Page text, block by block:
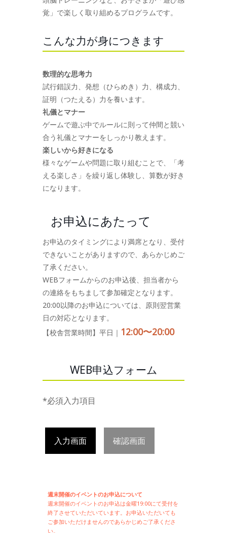
覚」で楽しく取り組めるプログラムです。
こんな力が身につきます
数理的な思考力
試行錯誤力、発想（ひらめき）力、構成力、
証明（つたえる）力を養います。
礼儀とマナー
ゲームで遊ぶ中でルールに則って仲間と競い
合う礼儀とマナーをしっかり教えます。
楽しいから好きになる
様々なゲームや問題に取り組むことで、「考
える楽しさ」を繰り返し体験し、算数が好き
になります。
お申込にあたって
お申込のタイミングにより満席となり、受付
できないことがありますので、あらかじめご
了承ください。
WEBフォームからのお申込後、担当者から
の連絡をもちまして参加確定となります。
20:00以降のお申込については、原則翌営業
日の対応となります。
【校舎営業時間】平日｜ 12:00〜20:00
WEB申込フォーム
*必須入力項目
入力画面 確認画面
週末開催のイベントのお申込について
週末開催のイベントのお申込は金曜19:00にて受付を
終了させていただいています。お申込いただいても
ご参加いただけませんのであらかじめご了承くださ
い。